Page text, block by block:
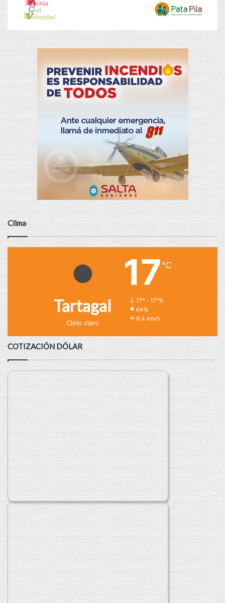
Clima
Tartagal
Cielo claro
17 ℃
17º - 17º%
64%
9.4 km/h
COTIZACIÓN DÓLAR